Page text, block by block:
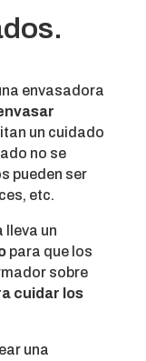
envasadora
un cuidado
no se
pueden ser
etc.
lleva un
para que los
sobre
cuidar los
una